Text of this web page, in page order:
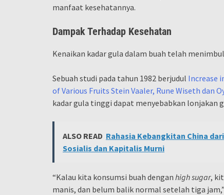
manfaat kesehatannya.
Dampak Terhadap Kesehatan
Kenaikan kadar gula dalam buah telah
Sebuah studi pada tahun 1982 berjudul Increase
of Various Fruits Stein Vaaler, Rune Wiseth dan
kadar gula tinggi dapat menyebabkan lonjakan
ALSO READ Rahasia Kebangkitan China
Sosialis dan Kapitalis Murni
“Kalau kita konsumsi buah dengan high sugar,
manis, dan belum balik normal setelah tiga